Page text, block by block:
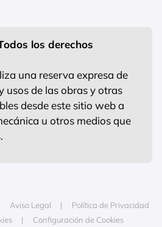
los derechos
una reserva expresa de
usos de las obras y otras
desde este sitio web a
u otros medios que
Aviso Legal
Política de Privacidad
Configuración de Cookies